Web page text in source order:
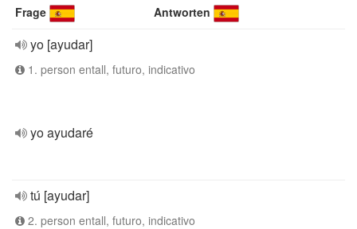
Frage Antworten
yo [ayudar]
1. person entall, futuro, indicativo
yo ayudaré
tú [ayudar]
2. person entall, futuro, indicativo